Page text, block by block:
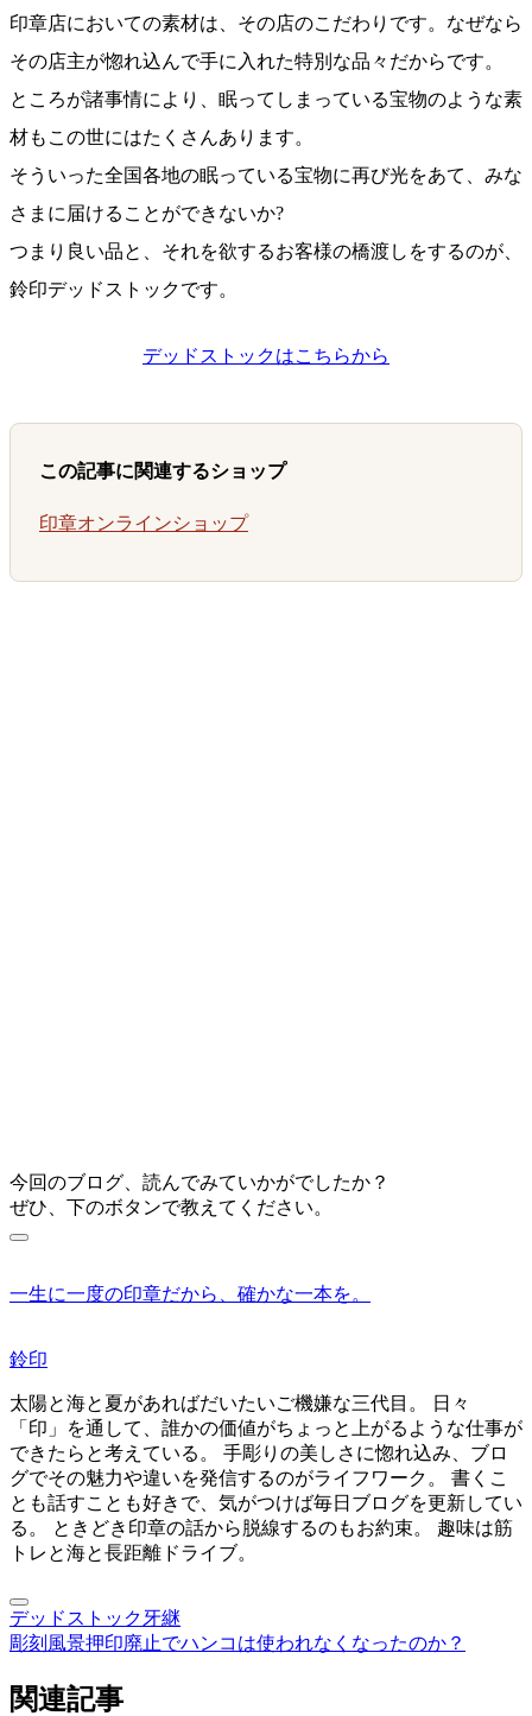
印章店においての素材は、その店のこだわりです。なぜなら
その店主が惚れ込んで手に入れた特別な品々だからです。
ところが諸事情により、眠ってしまっている宝物のような素
材もこの世にはたくさんあります。
そういった全国各地の眠っている宝物に再び光をあて、みな
さまに届けることができないか?
つまり良い品と、それを欲するお客様の橋渡しをするのが、
鈴印デッドストックです。
デッドストックはこちらから
この記事に関連するショップ
印章オンラインショップ
今回のブログ、読んでみていかがでしたか？
ぜひ、下のボタンで教えてください。
一生に一度の印章だから、確かな一本を。
鈴印
太陽と海と夏があればだいたいご機嫌な三代目。 日々
「印」を通して、誰かの価値がちょっと上がるような仕事が
できたらと考えている。 手彫りの美しさに惚れ込み、ブロ
グでその魅力や違いを発信するのがライフワーク。 書くこ
とも話すことも好きで、気がつけば毎日ブログを更新してい
る。 ときどき印章の話から脱線するのもお約束。 趣味は筋
トレと海と長距離ドライブ。
デッドストック 牙継
彫刻風景押印廃止でハンコは使われなくなったのか？
関連記事